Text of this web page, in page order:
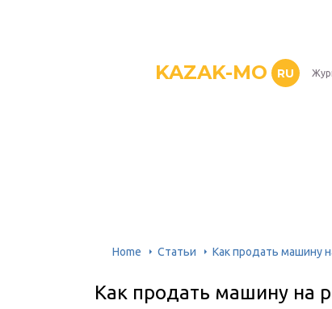
KAZAK-MO RU
Home Статьи Как продать машину
Как продать машину на